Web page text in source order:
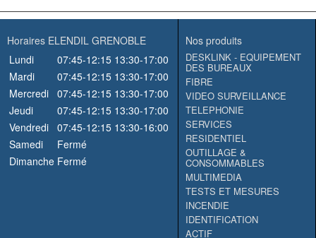
Horaires ELENDIL GRENOBLE
Lundi
07:45-12:15 13:30-17:00
Mardi
07:45-12:15 13:30-17:00
Mercredi 07:45-12:15 13:30-17:00
Jeudi
07:45-12:15 13:30-17:00
Vendredi 07:45-12:15 13:30-16:00
Samedi
Fermé
Dimanche Fermé
Nos produits
DESKLINK - EQUIPEMENT
DES BUREAUX
FIBRE
VIDEO SURVEILLANCE
TELEPHONIE
SERVICES
RESIDENTIEL
OUTILLAGE &
CONSOMMABLES
MULTIMEDIA
TESTS ET MESURES
INCENDIE
IDENTIFICATION
ACTIF